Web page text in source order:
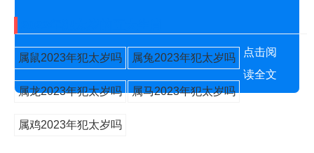
属鼠2023年犯太岁吗 属兔2023年犯太岁吗
属龙2023年犯太岁吗 属马2023年犯太岁吗
属鸡2023年犯太岁吗
点击阅
读全文